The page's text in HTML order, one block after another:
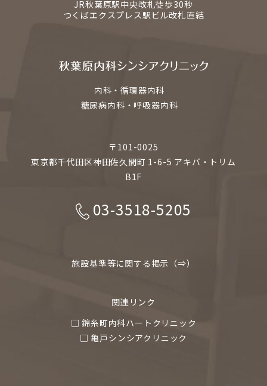
JR秋葉原駅中央改札徒歩30秒
つくばエクスプレス駅ビル改札直結
内科・循環器内科
糖尿病内科・呼吸器内科
〒101-0025
東京都千代田区神田佐久間町 1-6-5 アキバ・トリム
B1F
03-3518-5205
施設基準等に関する掲示（⇒）
関連リンク
□ 錦糸町内科ハートクリニック
□ 亀戸シンシアクリニック